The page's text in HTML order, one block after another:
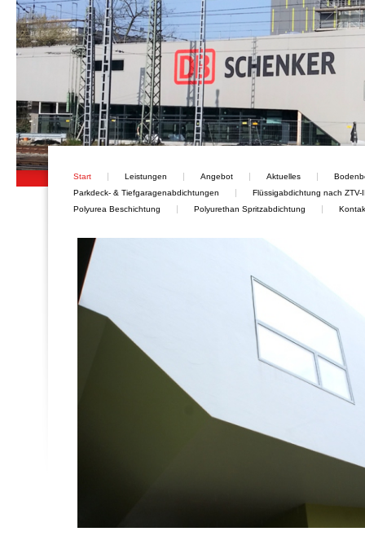
Start Leistungen Angebot Aktuelles
Parkdeck- & Tiefgaragenabdichtungen
Flüssigabdichtung nach ZTV-
Polyurea Beschichtung
Polyurethan Spritzabdichtung